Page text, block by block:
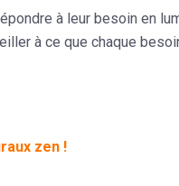
à leur besoin en
à ce que chaque
zen !